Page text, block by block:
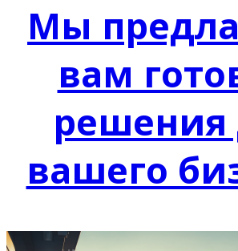
Мы
вам
решения
вашего